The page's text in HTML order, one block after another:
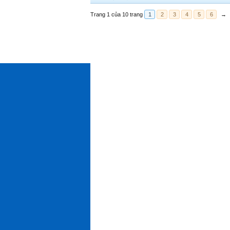
Trang 1 của 10 trang 1 2 3 4 5 6 →